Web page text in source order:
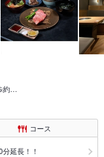
約…
コース
延長！！